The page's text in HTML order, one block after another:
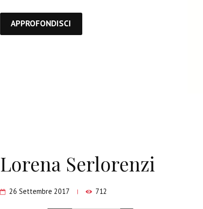
APPROFONDISCI
Lorena Serlorenzi
26 Settembre 2017 712